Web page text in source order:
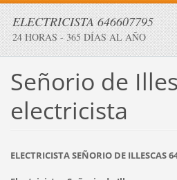
ELECTRICISTA 646607795
24 HORAS - 365 DÍAS AL AÑO
Señorio de
electricista
ELECTRICISTA SEÑORIO DE ILLESCAS